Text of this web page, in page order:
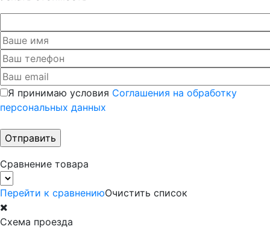
Я принимаю условия Соглашения на обработку
персональных данных
Сравнение товара
Перейти к сравнениюОчистить список
Схема проезда